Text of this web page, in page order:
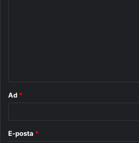
Ad *
E-posta *